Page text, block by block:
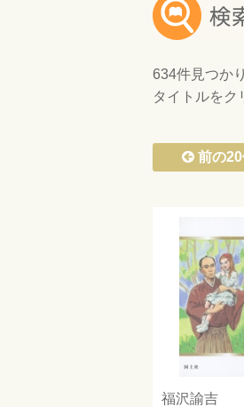
634件見つか
タイトルをク
前の
福沢諭吉